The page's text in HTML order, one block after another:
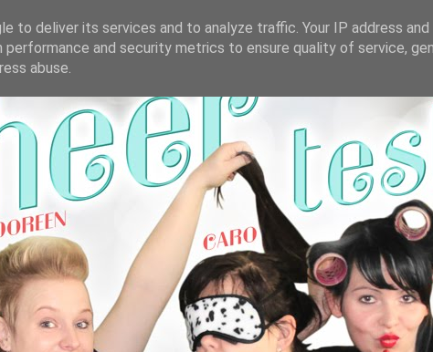
to deliver its services and to analyze traffic. Your IP address
performance and security metrics to ensure quality of service,
abuse.